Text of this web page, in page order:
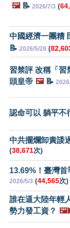
🖼️📝 2026/7/3 (
中國經濟一團糟
📝 2026/5/28 (
習禁評 改稱「習
頭皇帝 🖼️📝
認命可以 躺平不
中共擺爛卸責諉
(38,671次)
13.69%！臺灣
2026/5/3 (44,565次)
誰在逼大陸年輕
勢力發工資？